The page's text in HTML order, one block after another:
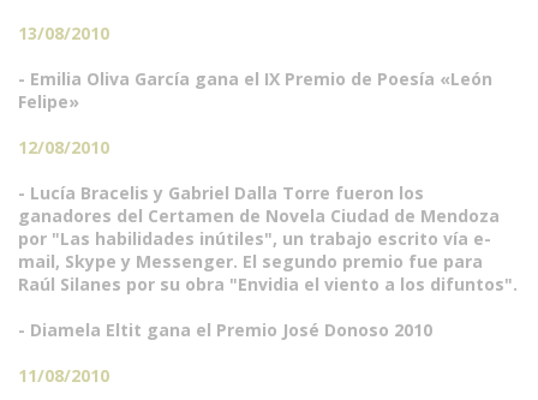
13/08/2010
- Emilia Oliva García gana el IX Premio de Poesía «León
Felipe»
12/08/2010
- Lucía Bracelis y Gabriel Dalla Torre fueron los
ganadores del Certamen de Novela Ciudad de Mendoza
por "Las habilidades inútiles", un trabajo escrito vía e-
mail, Skype y Messenger. El segundo premio fue para
Raúl Silanes por su obra "Envidia el viento a los difuntos".
- Diamela Eltit gana el Premio José Donoso 2010
11/08/2010